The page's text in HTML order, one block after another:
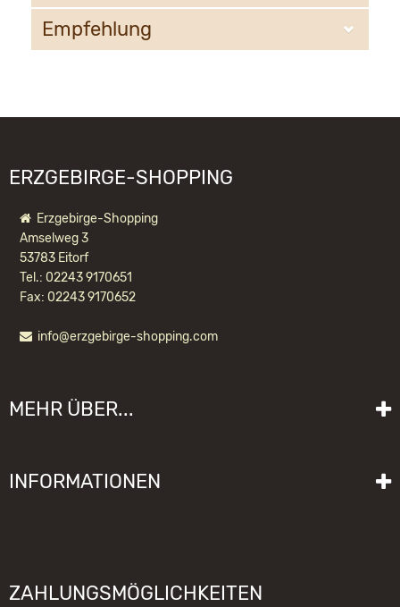
WEIGLA e.K.
Empfehlung
ERZGEBIRGE-SHOPPING
Erzgebirge-Shopping
Amselweg 3
53783 Eitorf
Tel.: 02243 9170651
Fax: 02243 9170652
info@erzgebirge-shopping.com
MEHR ÜBER...
Lieferzeit
Widerrufsrecht
INFORMATIONEN
Schwibbogen funktioniert nicht
ZAHLUNGSMÖGLICHKEITEN